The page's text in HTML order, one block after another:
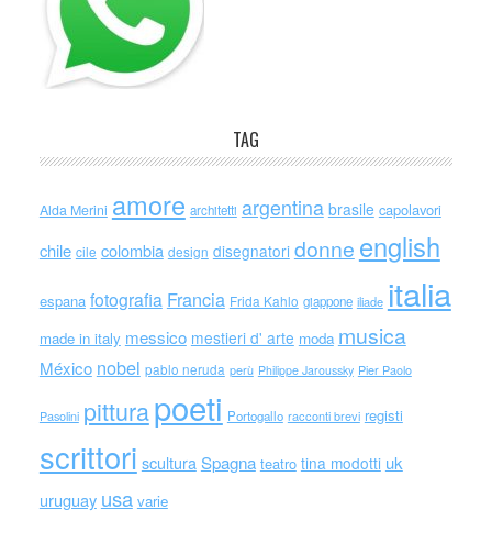
TAG
Alda Merini amore architetti argentina brasile capolavori
chile cile colombia design disegnatori donne english
espana fotografia Francia Frida Kahlo giappone iliade italia
made in italy messico mestieri d' arte moda musica
México nobel pablo neruda perù Philippe Jaroussky Pier Paolo
Pasolini pitturapoeti Portogallo racconti brevi registi
scrittori scultura Spagna teatro tina modotti uk
uruguay usa varie